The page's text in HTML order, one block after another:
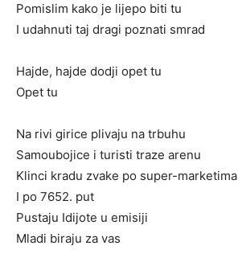
Pomislim kako je lijepo biti tu
I udahnuti taj dragi poznati smrad
Hajde, hajde dodji opet tu
Opet tu
Na rivi girice plivaju na trbuhu
Samoubojice i turisti traze arenu
Klinci kradu zvake po super-marketima
I po 7652. put
Pustaju Idijote u emisiji
Mladi biraju za vas